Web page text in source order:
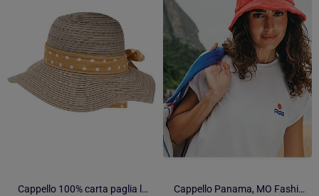
Cappello 100% carta paglia leggera, interno regolabile da 52 a 58 cm donna Isotoner
Cappello Panama, MO Fashion